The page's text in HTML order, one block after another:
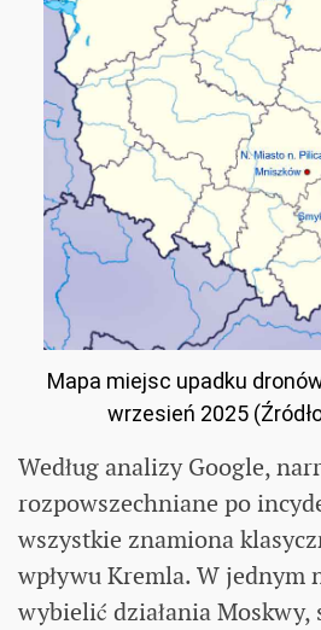
Mapa miejsc upadku
wrzesień 2025
Według analizy Google,
rozpowszechniane po
wszystkie znamiona
wpływu Kremla. W jednym
wybielić działania Moskwy,